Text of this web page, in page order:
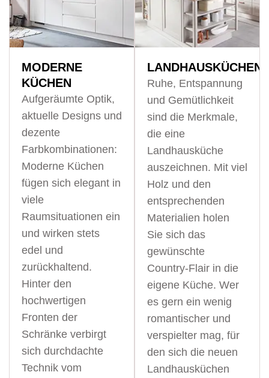
MODERNE
KÜCHEN
Aufgeräumte Optik,
aktuelle Designs und
dezente
Farbkombinationen:
Moderne Küchen
fügen sich elegant in
viele
Raumsituationen ein
und wirken stets
edel und
zurückhaltend.
Hinter den
hochwertigen
Fronten der
Schränke verbirgt
sich durchdachte
Technik vom
LANDHAUSKÜCHEN
Ruhe, Entspannung
und Gemütlichkeit
sind die Merkmale,
die eine
Landhausküche
auszeichnen. Mit viel
Holz und den
entsprechenden
Materialien holen
Sie sich das
gewünschte
Country-Flair in die
eigene Küche. Wer
es gern ein wenig
romantischer und
verspielter mag, für
den sich die neuen
Landhausküchen